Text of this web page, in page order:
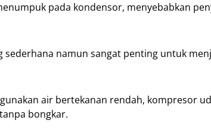
pada kondensor, menyebabkan
namun sangat penting untuk
air bertekanan rendah, kompresor
bongkar.